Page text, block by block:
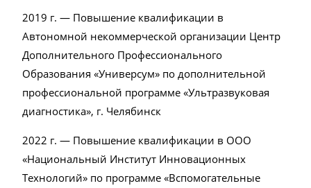
2019 г. — Повышение квалификации в
Автономной некоммерческой организации Центр
Дополнительного Профессионального
Образования «Универсум» по дополнительной
профессиональной программе «Ультразвуковая
диагностика», г. Челябинск
2022 г. — Повышение квалификации в ООО
«Национальный Институт Инновационных
Технологий» по программе «Вспомогательные